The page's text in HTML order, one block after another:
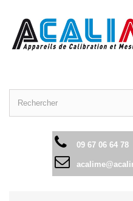
09 67 06 64 78